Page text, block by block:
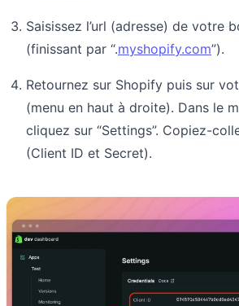
Saisissez l’url (adresse) de votre
(finissant par “.myshopify.com”).
Retournez sur Shopify puis sur
(menu en haut à droite). Dans le
cliquez sur “Settings”. Copiez-
(Client ID et Secret).